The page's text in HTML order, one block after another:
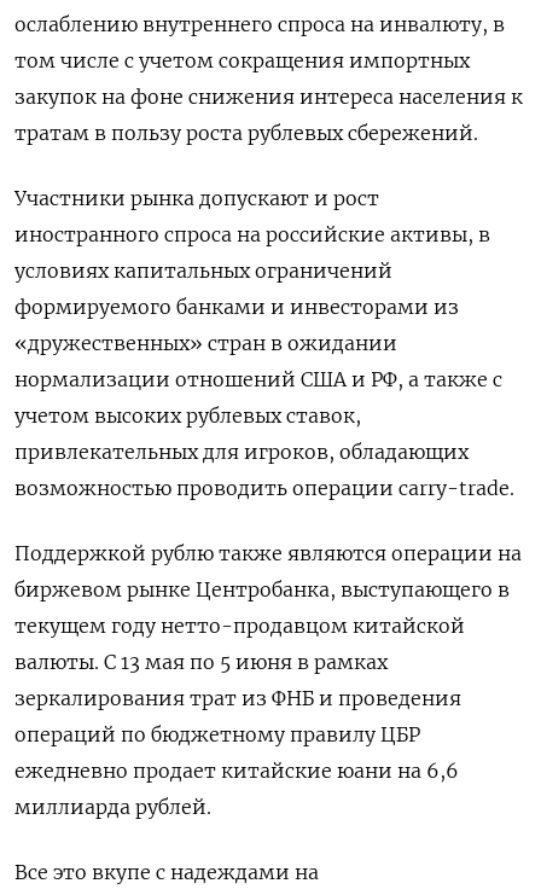
ослаблению внутреннего спроса на инвалюту, в
том числе с учетом сокращения импортных
закупок на фоне снижения интереса населения к
тратам в пользу роста рублевых сбережений.
Участники рынка допускают и рост
иностранного спроса на российские активы, в
условиях капитальных ограничений
формируемого банками и инвесторами из
«дружественных» стран в ожидании
нормализации отношений США и РФ, а также с
учетом высоких рублевых ставок,
привлекательных для игроков, обладающих
возможностью проводить операции carry-trade.
Поддержкой рублю также являются операции на
биржевом рынке Центробанка, выступающего в
текущем году нетто-продавцом китайской
валюты. С 13 мая по 5 июня в рамках
зеркалирования трат из ФНБ и проведения
операций по бюджетному правилу ЦБР
ежедневно продает китайские юани на 6,6
миллиарда рублей.
Все это вкупе с надеждами на